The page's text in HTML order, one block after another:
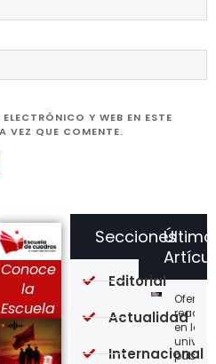
Y WEB EN ESTE
VEZ QUE COMENTE.
Conoce
la
Escuela
en las
Secciones
Editorial
Actualidad
Internacional